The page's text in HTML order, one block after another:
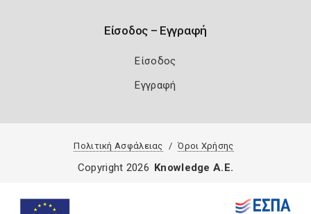
Είσοδος – Εγγραφή
Είσοδος
Εγγραφή
Πολιτική Ασφάλειας Όροι Χρήσης
Copyright 2026 Knowledge A.E.